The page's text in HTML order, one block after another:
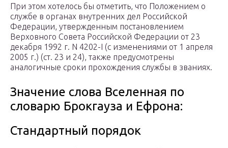
При этом хотелось бы отметить, что Положением о
службе в органах внутренних дел Российской
Федерации, утвержденным постановлением
Верховного Совета Российской Федерации от 23
декабря 1992 г. N 4202-I (с изменениями от 1 апреля
2005 г.) (ст. 23 и 24), также предусмотрены
аналогичные сроки прохождения службы в званиях.
Значение слова Вселенная по
словарю Брокгауза и Ефрона:
Стандартный порядок